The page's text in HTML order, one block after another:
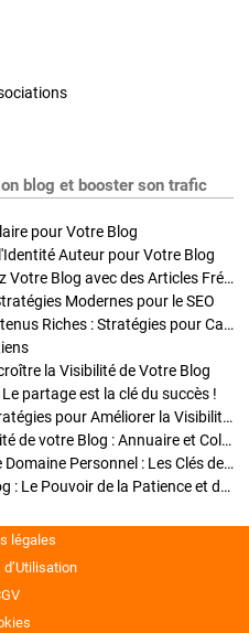
blog et booster son trafic
pour Votre Blog
Auteur pour Votre Blog
Stratégies de Publication : Boostez Votre Blog avec des Articles Fréquents et Exclusifs
Modernes pour le SEO
Enrichir Vos Articles avec des Contenus Riches : Stratégies pour Captiver et Optimiser
la Visibilité de Votre Blog
partage est la clé du succès !
Optimisation SEO des Articles : Stratégies pour Améliorer la Visibilité de Votre Blog
Stratégies pour améliorer la visibilité de votre Blog : Annuaire et Collaborations
Pourquoi Investir dans un Nom de Domaine Personnel : Les Clés de la Réussite de Votre Blog
Comment Faire Émerger Votre Blog : Le Pouvoir de la Patience et de la Persévérance
légales